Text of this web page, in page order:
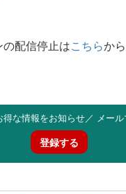
配信停止はこちらか
得な情報をお知らせ／ メー
登録する